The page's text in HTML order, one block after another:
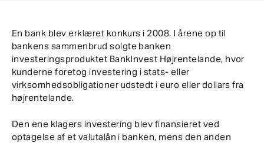
En bank blev erklæret konkurs i 2008. I årene op til
bankens sammenbrud solgte banken
investeringsproduktet BankInvest Højrentelande, hvor
kunderne foretog investering i stats- eller
virksomhedsobligationer udstedt i euro eller dollars fra
højrentelande.
Den ene klagers investering blev finansieret ved
optagelse af et valutalån i banken, mens den anden